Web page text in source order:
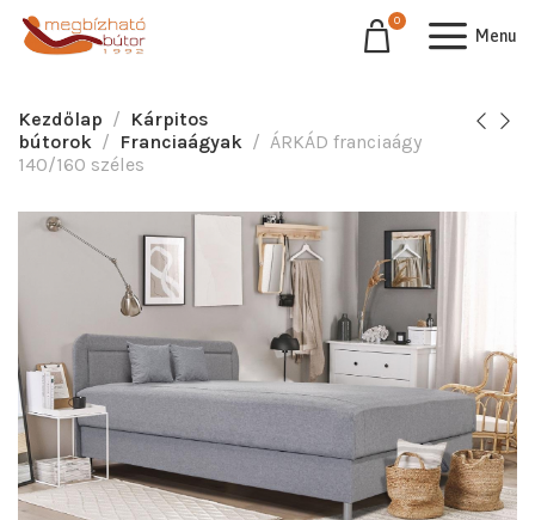
0
Menu
Kezdőlap
Kárpitos
bútorok
Franciaágyak
ÁRKÁD franciaágy
140/160 széles